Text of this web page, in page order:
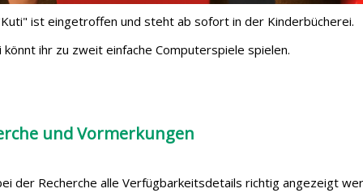
ist eingetroffen und steht ab sofort in der Kinderbücherei.
könnt ihr zu zweit einfache Computerspiele spielen.
und Vormerkungen
der Recherche alle Verfügbarkeitsdetails richtig angezeigt